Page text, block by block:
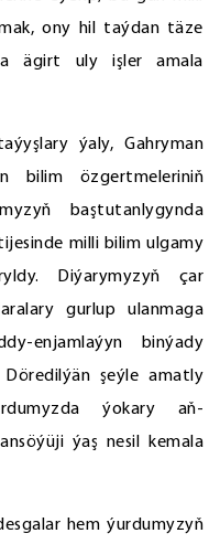
ony hil taýdan täze
ägirt uly işler amala
ýaly, Gahryman
bilim özgertmeleriniň
baştutanlygynda
milli bilim ulgamy
Diýarymyzyň çar
gurlup ulanmaga
enjamlaýyn binýady
şeýle amatly
ýokary aň-
ýaş nesil kemala
hem ýurdumyzyň